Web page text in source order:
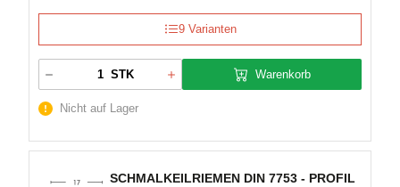
9 Varianten
STK Warenkorb
Nicht auf Lager
SCHMALKEILRIEMEN DIN 7753 - PROFIL